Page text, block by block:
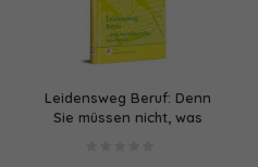
Leidensweg Beruf: Denn
Sie müssen nicht, was